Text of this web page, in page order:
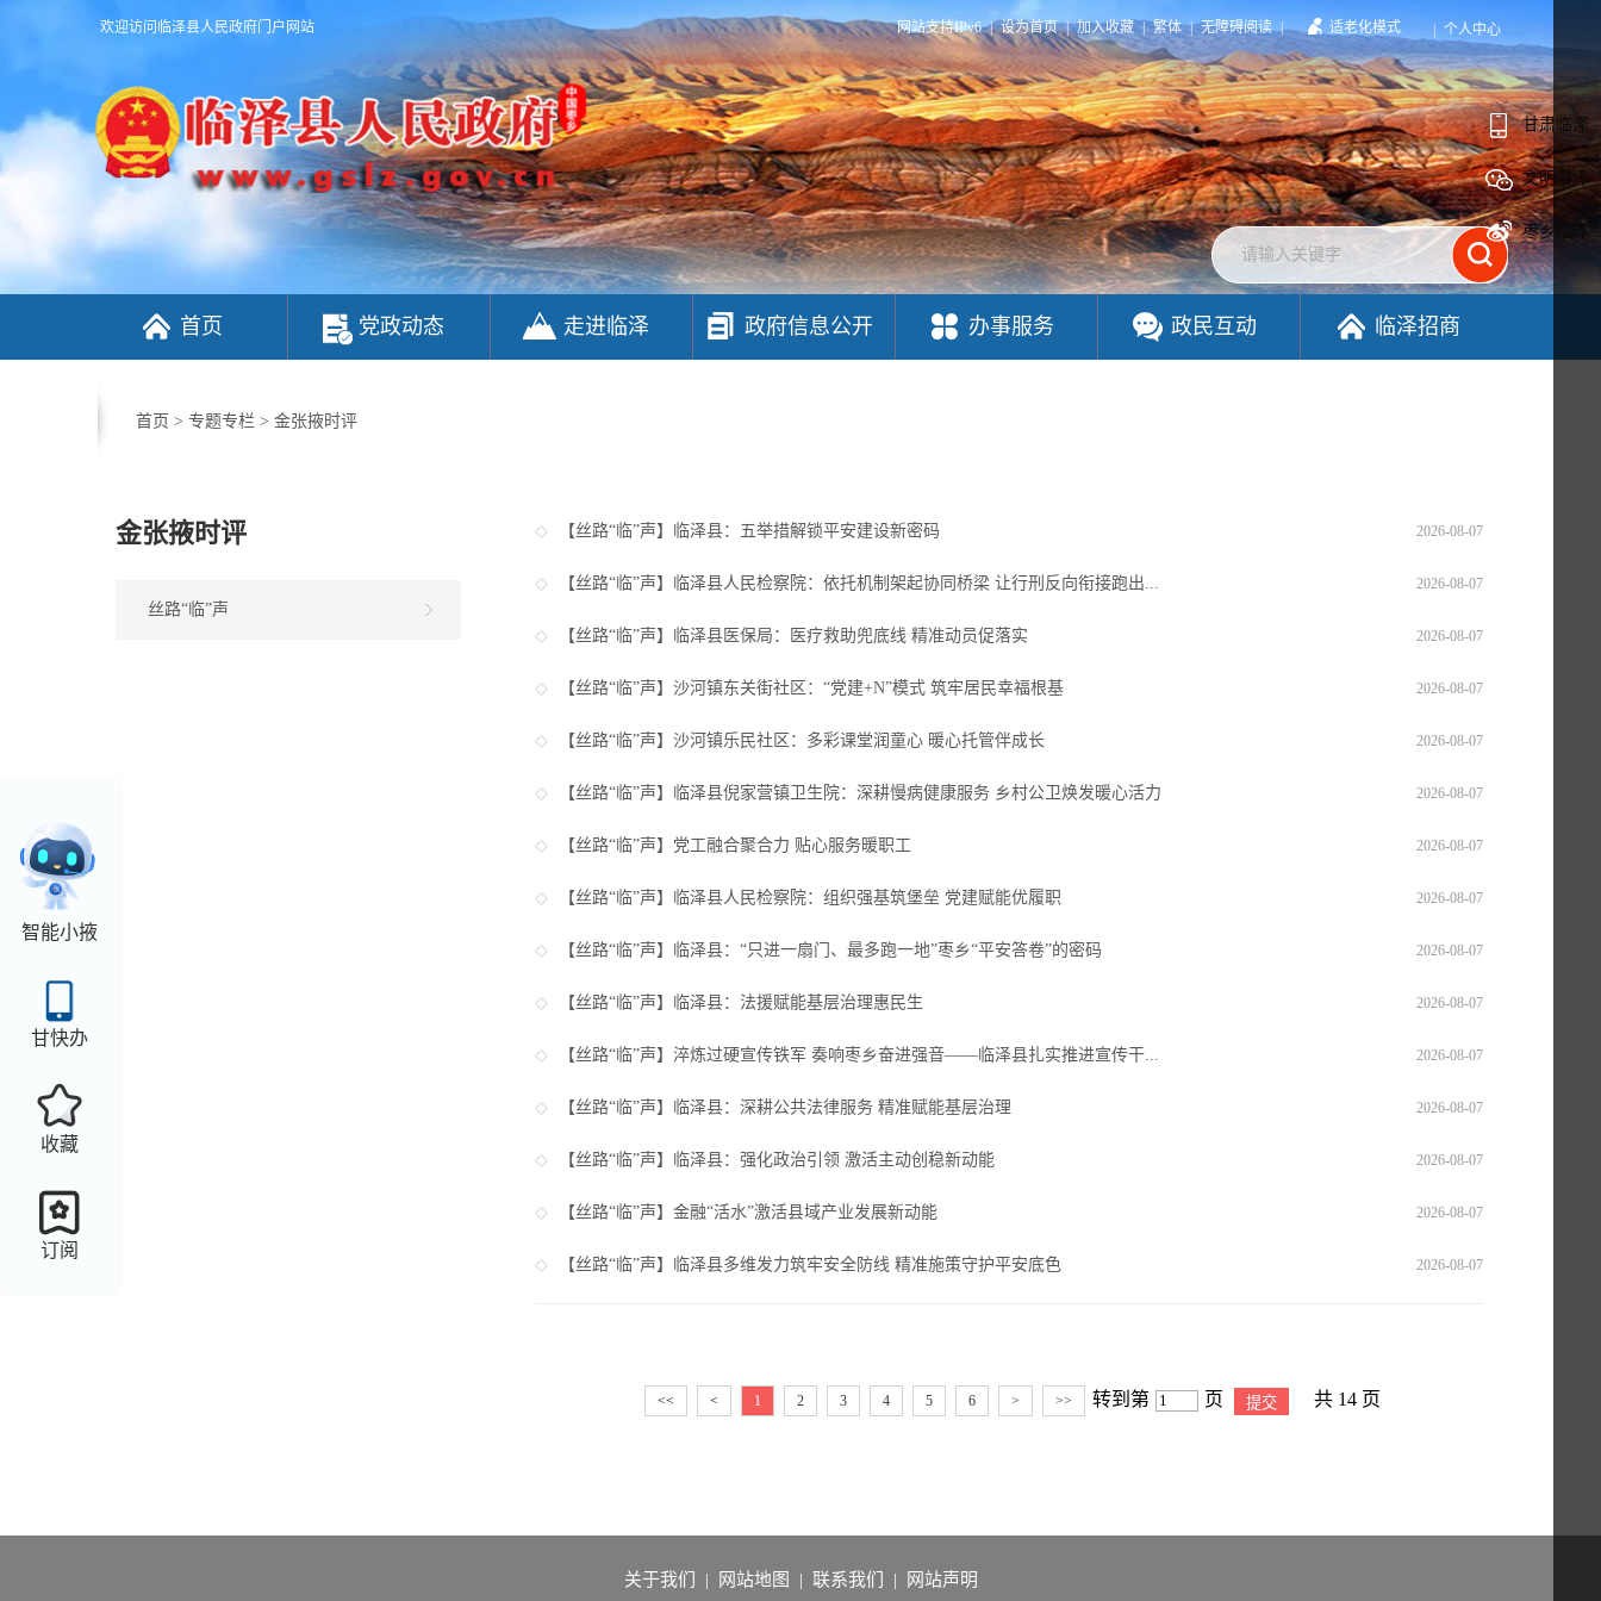
欢迎访问临泽县人民政府门户网站 网站支持IPv6 | 设为首页 | 加入收藏 | 繁体 | 无障碍阅读 | 适老化模式 个人中心
首页 党政动态 走进临泽 政府信息公开 办事服务 政民互动 临泽招商
智能小掖
甘快办
收藏
订阅
首页 > 专题专栏 > 金张掖时评
金张掖时评
丝路“临”声
【丝路“临”声】 临泽县：五举措解锁平安建设新密码 2026-08-07
【丝路“临”声】 临泽县人民检察院：依托机制架起协同桥梁 让行刑反向衔接跑出... 2026-08-07
【丝路“临”声】 临泽县医保局：医疗救助兜底线 精准动员促落实 2026-08-07
【丝路“临”声】 沙河镇东关街社区：“党建+N”模式 筑牢居民幸福根基 2026-08-07
【丝路“临”声】 沙河镇乐民社区：多彩课堂润童心 暖心托管伴成长 2026-08-07
【丝路“临”声】 临泽县倪家营镇卫生院：深耕慢病健康服务 乡村公卫焕发暖心活力 2026-08-07
【丝路“临”声】 党工融合聚合力 贴心服务暖职工 2026-08-07
【丝路“临”声】 临泽县人民检察院：组织强基筑堡垒 党建赋能优履职 2026-08-07
【丝路“临”声】 临泽县：“只进一扇门、最多跑一地”枣乡“平安答卷”的密码 2026-08-07
【丝路“临”声】 临泽县：法援赋能基层治理惠民生 2026-08-07
【丝路“临”声】 淬炼过硬宣传铁军 奏响枣乡奋进强音——临泽县扎实推进宣传干... 2026-08-07
【丝路“临”声】 临泽县：深耕公共法律服务 精准赋能基层治理 2026-08-07
【丝路“临”声】 临泽县：强化政治引领 激活主动创稳新动能 2026-08-07
【丝路“临”声】 金融“活水”激活县域产业发展新动能 2026-08-07
【丝路“临”声】 临泽县多维发力筑牢安全防线 精准施策守护平安底色 2026-08-07
<< < 1 2 3 4 5 6 > >> 转到第 页 共 14 页
甘肃临泽
文明临泽
枣乡临泽
关于我们 | 网站地图 | 联系我们 | 网站声明